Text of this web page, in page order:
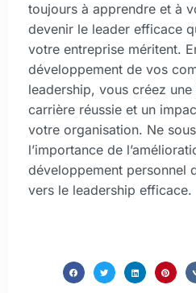
toujours à apprendre et à
devenir le leader efficace
votre entreprise méritent.
développement de vos
leadership, vous créez
carrière réussie et un
votre organisation. Ne
l’importance de
développement personnel
vers le leadership efficace.